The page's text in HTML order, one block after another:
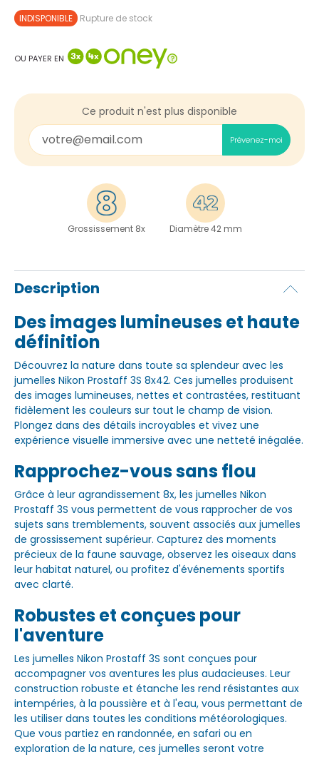
INDISPONIBLE Rupture de stock
OU PAYER EN
Ce produit n'est plus disponible
Prévenez-moi
Grossissement 8x Diamètre 42 mm
Description
Des images lumineuses et haute
définition
Découvrez la nature dans toute sa splendeur avec les
jumelles Nikon Prostaff 3S 8x42. Ces jumelles produisent
des images lumineuses, nettes et contrastées, restituant
fidèlement les couleurs sur tout le champ de vision.
Plongez dans des détails incroyables et vivez une
expérience visuelle immersive avec une netteté inégalée.
Rapprochez-vous sans flou
Grâce à leur agrandissement 8x, les jumelles Nikon
Prostaff 3S vous permettent de vous rapprocher de vos
sujets sans tremblements, souvent associés aux jumelles
de grossissement supérieur. Capturez des moments
précieux de la faune sauvage, observez les oiseaux dans
leur habitat naturel, ou profitez d'événements sportifs
avec clarté.
Robustes et conçues pour
l'aventure
Les jumelles Nikon Prostaff 3S sont conçues pour
accompagner vos aventures les plus audacieuses. Leur
construction robuste et étanche les rend résistantes aux
intempéries, à la poussière et à l'eau, vous permettant de
les utiliser dans toutes les conditions météorologiques.
Que vous partiez en randonnée, en safari ou en
exploration de la nature, ces jumelles seront votre